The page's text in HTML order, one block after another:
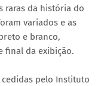
raras da história do
variados e as
e branco,
final da exibição.
cedidas pelo Instituto